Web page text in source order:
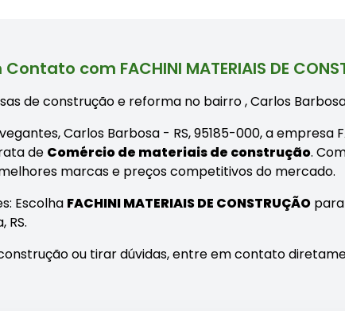
com FACHINI MATERIAIS DE
de construção e reforma no bairro, Carlos
Carlos Barbosa - RS, 95185-000, a empresa
de Comércio de materiais de construção.
marcas e preços competitivos do mercado.
Escolha FACHINI MATERIAIS DE CONSTRUÇÃO
ou tirar dúvidas, entre em contato